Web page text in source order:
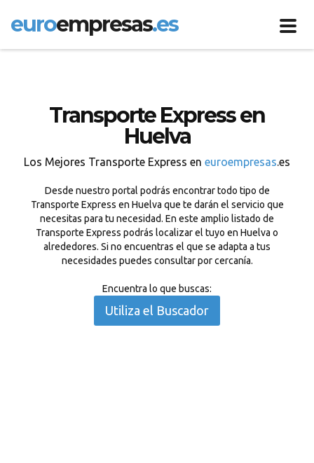
euroempresas.es
Transporte Express en
Huelva
Los Mejores Transporte Express en euroempresas.es
Desde nuestro portal podrás encontrar todo tipo de
Transporte Express en Huelva que te darán el servicio que
necesitas para tu necesidad. En este amplio listado de
Transporte Express podrás localizar el tuyo en Huelva o
alrededores. Si no encuentras el que se adapta a tus
necesidades puedes consultar por cercanía.
Encuentra lo que buscas:
Utiliza el Buscador